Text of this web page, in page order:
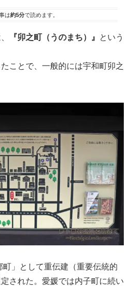
は約5分で読めます。
『卯之町（うのまち）』
という
ことで、一般的には宇和町卯之
」として重伝建（重要伝統的
された。愛媛では内子町に続い